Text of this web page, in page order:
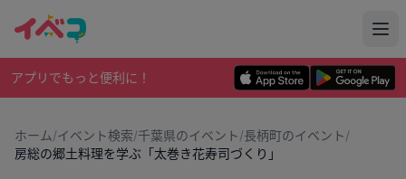
アプリでもっと便利に！
ホーム/イベント検索/千葉県のイベント/長柄町のイベント/
房総の郷土料理を学ぶ「太巻き花寿司づくり」